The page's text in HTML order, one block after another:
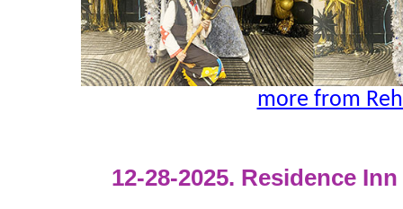
more from
12-28-2025. Residence